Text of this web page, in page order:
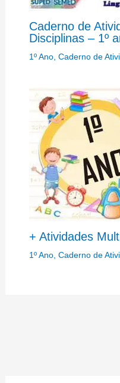
Caderno de
Disciplinas – 1º
1º Ano, Caderno de
+ Atividades
1º Ano, Caderno de